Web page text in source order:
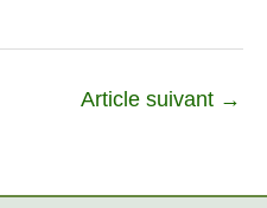
Article suivant →